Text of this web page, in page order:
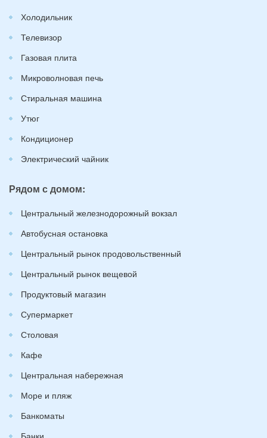
Холодильник
Телевизор
Газовая плита
Микроволновая печь
Стиральная машина
Утюг
Кондиционер
Электрический чайник
Рядом с домом:
Центральный железнодорожный вокзал
Автобусная остановка
Центральный рынок продовольственный
Центральный рынок вещевой
Продуктовый магазин
Супермаркет
Столовая
Кафе
Центральная набережная
Море и пляж
Банкоматы
Банки